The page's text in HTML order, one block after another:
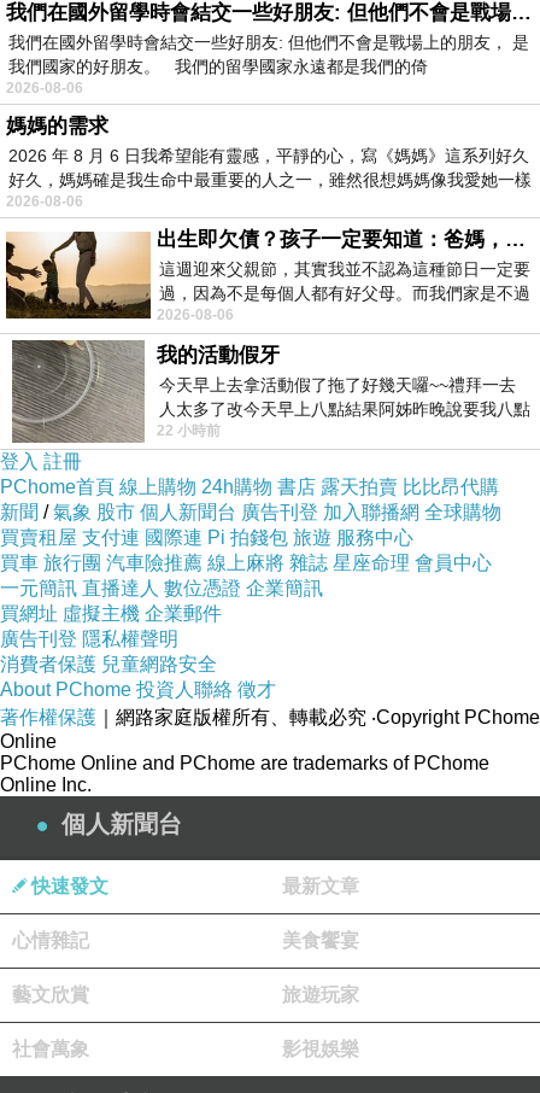
山中小屋
那扇開啟的門代替了月的角色
現實多變的挑戰與影子談心
霧拂著額頭
夜的巨大迷宮背叛了時間的恆河
燈塔的光芒在夜不變調
花影形蹤不定
夢境採摘甜美果實
銀河是獻身行囊
鋪陳枕充電
待虹彩一瞬之光
把愛還給諸天地
詠懷葉影
行囊沒有空腹
時間的井
扶搖直上的幻網蜘蛛從未缺席
響起鐘聲
飛翔成謎樣的彩虹旗幟
遠方翻飛出的
明皓之月
遠雲倘若有夢想
我們在國外留學時會結交一些好朋友: 但他們不會是戰場上的朋友
我們在國外留學時會結交一些好朋友: 但他們不會是戰場上的朋友， 是
我們國家的好朋友。 我們的留學國家永遠都是我們的倚
2026-08-06
媽媽的需求
2026 年 8 月 6 日我希望能有靈感，平靜的心，寫《媽媽》這系列好久
好久，媽媽確是我生命中最重要的人之一，雖然很想媽媽像我愛她一樣
2026-08-06
出生即欠債？孩子一定要知道：爸媽，其實我不欠你們
這週迎來父親節，其實我並不認為這種節日一定要
過，因為不是每個人都有好父母。而我們家是不過
節的，平時也沒什麼儀式感，生活趨近冷
2026-08-06
我的活動假牙
今天早上去拿活動假了拖了好幾天囉~~禮拜一去
人太多了改今天早上八點結果阿姊昨晚說要我八點
去西螺農會~回到莿桐都8點半多了
22 小時前
登入 註冊
PChome首頁 線上購物 24h購物 書店 露天拍賣 比比昂代購
新聞 /氣象 股市 個人新聞台 廣告刊登 加入聯播網 全球購物
買賣租屋 支付連 國際連 Pi 拍錢包 旅遊 服務中心
買車 旅行團 汽車險推薦 線上麻將 雜誌 星座命理 會員中心
一元簡訊 直播達人 數位憑證 企業簡訊
買網址 虛擬主機 企業郵件
廣告刊登 隱私權聲明
消費者保護 兒童網路安全
About PChome 投資人聯絡 徵才
著作權保護 ｜網路家庭版權所有、轉載必究 ‧Copyright PChome
Online
PChome Online and PChome are trademarks of PChome
Online Inc.
個人新聞台
快速發文 最新文章
心情雜記 美食饗宴
藝文欣賞 旅遊玩家
社會萬象 影視娛樂